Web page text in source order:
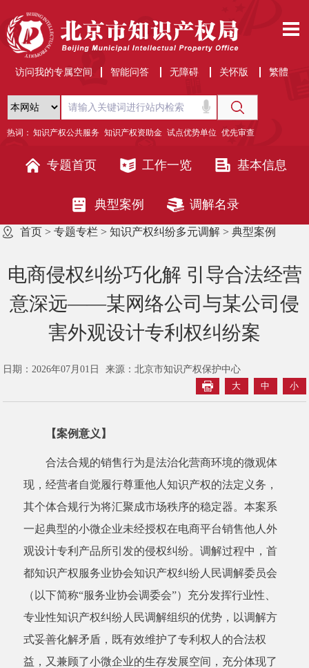
访问我的专属空间 智能问答 无障碍 关怀版 繁體
热词： 知识产权公共服务 知识产权资助金 试点优势单位 优先审查
专题首页 工作一览 基本信息
典型案例 调解名录
首页 >专题专栏 >知识产权纠纷多元调解 >典型案例
电商侵权纠纷巧化解 引导合法经营
意深远——某网络公司与某公司侵
害外观设计专利权纠纷案
日期：2026年07月01日
来源：北京市知识产权保护中心
大
中 小
【案例意义】
合法合规的销售行为是法治化营商环境的微观体
现，经营者自觉履行尊重他人知识产权的法定义务，
其个体合规行为将汇聚成市场秩序的稳定器。本案系
一起典型的小微企业未经授权在电商平台销售他人外
观设计专利产品所引发的侵权纠纷。调解过程中，首
都知识产权服务业协会知识产权纠纷人民调解委员会
（以下简称“服务业协会调委会”）充分发挥行业性、
专业性知识产权纠纷人民调解组织的优势，以调解方
式妥善化解矛盾，既有效维护了专利权人的合法权
益，又兼顾了小微企业的生存发展空间，充分体现了